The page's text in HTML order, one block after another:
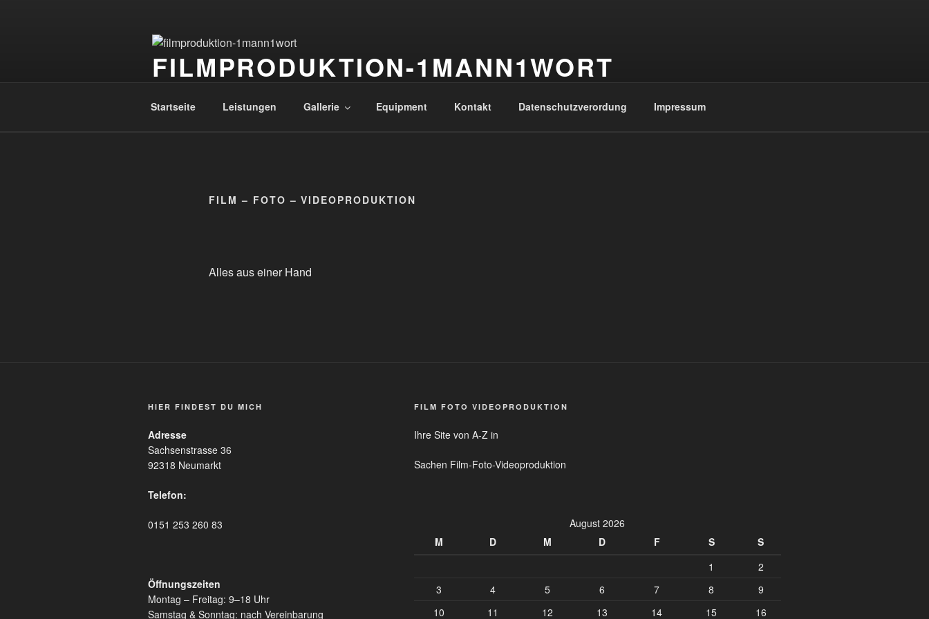
FILMPRODUKTION-1MANN1WORT
Startseite Leistungen Gallerie Equipment Kontakt Datenschutzverordung Impressum
FILM – FOTO – VIDEOPRODUKTION
Alles aus einer Hand
HIER FINDEST DU MICH
Adresse
Sachsenstrasse 36
92318 Neumarkt
Telefon:
0151 253 260 83
Öffnungszeiten
Montag – Freitag: 9–18 Uhr
Samstag & Sonntag: nach Vereinbarung
FILM FOTO VIDEOPRODUKTION
Ihre Site von A-Z in
Sachen Film-Foto-Videoproduktion
August 2026
M
D M D F S
S
1
2
3
4 5 6 7 8
9
10
11 12 13 14 15 16